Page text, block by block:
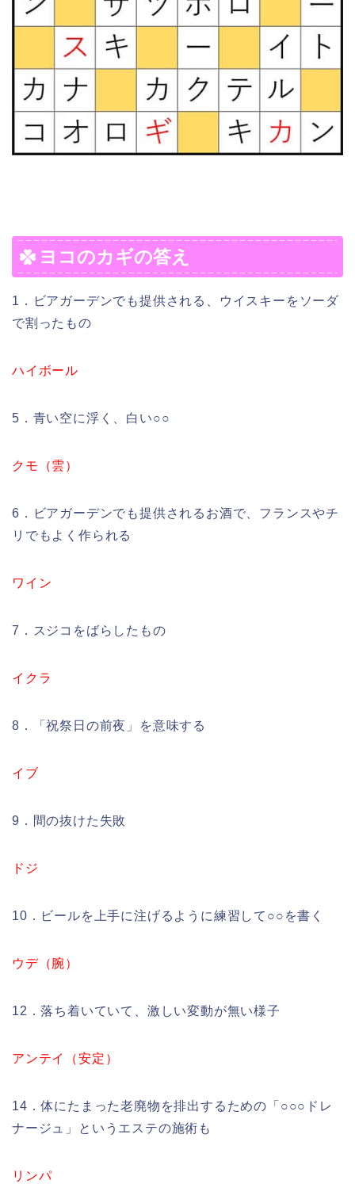
ヨコのカギの答え
1．ビアガーデンでも提供される、ウイスキーをソーダ
で割ったもの
ハイボール
5．青い空に浮く、白い○○
クモ（雲）
6．ビアガーデンでも提供されるお酒で、フランスやチ
リでもよく作られる
ワイン
7．スジコをばらしたもの
イクラ
8．「祝祭日の前夜」を意味する
イブ
9．間の抜けた失敗
ドジ
10．ビールを上手に注げるように練習して○○を書く
ウデ（腕）
12．落ち着いていて、激しい変動が無い様子
アンテイ（安定）
14．体にたまった老廃物を排出するための「○○○ドレ
ナージュ」というエステの施術も
リンパ